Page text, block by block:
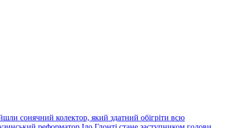
сонячний колектор, який здатний обігріти всю